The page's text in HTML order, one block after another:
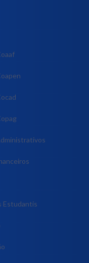
Estudantis